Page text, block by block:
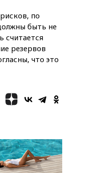
нормам
сами
Patriot
Слуцкий призвал
Смоленске
погибли
во
по
быть не
считается
резервов
что это